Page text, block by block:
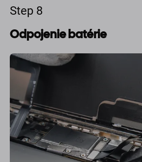
Step 8
Odpojenie batérie